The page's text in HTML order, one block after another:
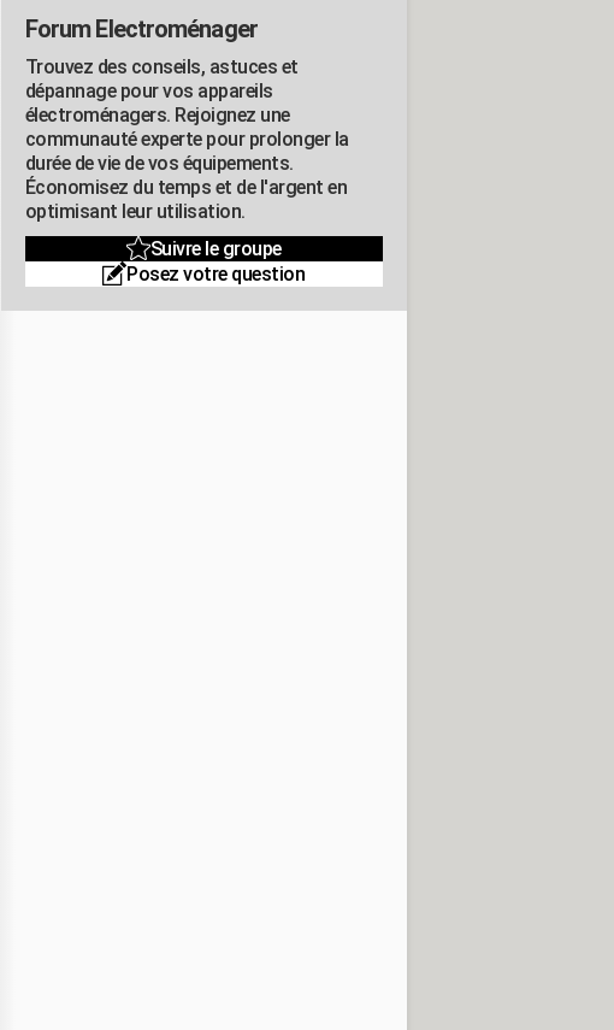
Forum Electroménager
Trouvez des conseils, astuces et
dépannage pour vos appareils
électroménagers. Rejoignez une
communauté experte pour prolonger la
durée de vie de vos équipements.
Économisez du temps et de l'argent en
optimisant leur utilisation.
Suivre le groupe
Posez votre question